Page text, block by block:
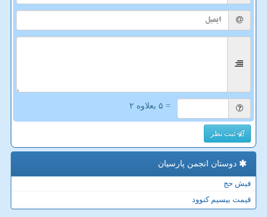
= ۵ بعلاوه ۲
ثبت نظر
دوستان انجمن پارسیان
فیش حج
قیمت بیسیم کنوود